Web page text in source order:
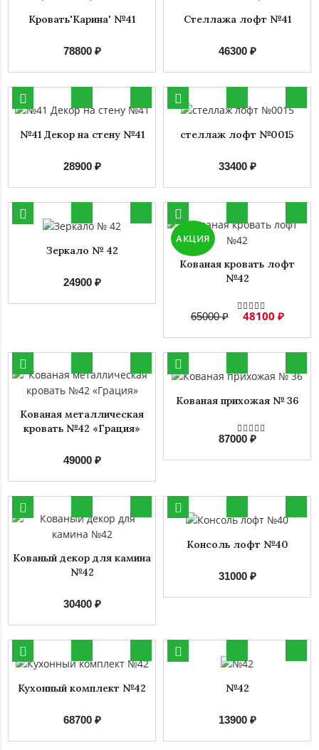
Кровать'Карина' №41
78800 ₽
Стеллажа лофт №41
46300 ₽
№41 Декор на стену №41
28900 ₽
стеллаж лофт №0015
33400 ₽
Зеркало № 42
24900 ₽
АКЦИЯ
Кованая кровать лофт
№42
65000 ₽ 48100 ₽
Кованая металлическая
кровать №42 «Грация»
49000 ₽
Кованая прихожая № 36
87000 ₽
Кованый декор для камина
№42
30400 ₽
Консоль лофт №40
31000 ₽
Кухонный комплект №42
68700 ₽
№42
13900 ₽